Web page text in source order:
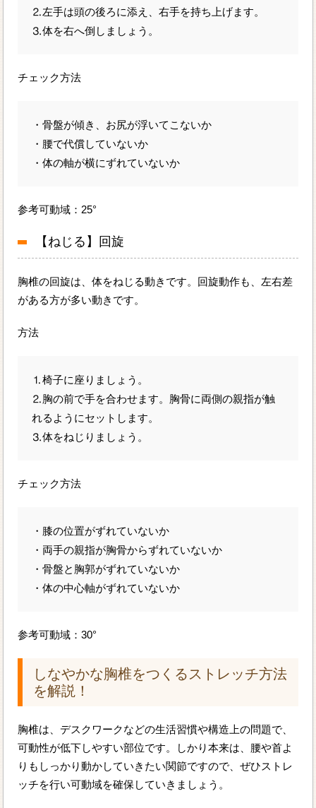
⒉左手は頭の後ろに添え、右手を持ち上げます。
⒊体を右へ倒しましょう。
チェック方法
・骨盤が傾き、お尻が浮いてこないか
・腰で代償していないか
・体の軸が横にずれていないか
参考可動域：25°
【ねじる】回旋
胸椎の回旋は、体をねじる動きです。回旋動作も、左右差
がある方が多い動きです。
方法
⒈椅子に座りましょう。
⒉胸の前で手を合わせます。胸骨に両側の親指が触
れるようにセットします。
⒊体をねじりましょう。
チェック方法
・膝の位置がずれていないか
・両手の親指が胸骨からずれていないか
・骨盤と胸郭がずれていないか
・体の中心軸がずれていないか
参考可動域：30°
しなやかな胸椎をつくるストレッチ方法
を解説！
胸椎は、デスクワークなどの生活習慣や構造上の問題で、
可動性が低下しやすい部位です。しかり本来は、腰や首よ
りもしっかり動かしていきたい関節ですので、ぜひストレ
ッチを行い可動域を確保していきましょう。